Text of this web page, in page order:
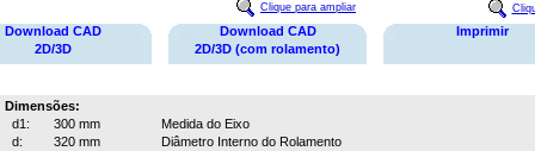
Clique para ampliar
Download CAD
2D/3D
Download CAD
2D/3D (com rolamento)
Imprimir
Dimensões:
d1:
300 mm
Medida do Eixo
d:
320 mm
Diâmetro Interno do Rolamento